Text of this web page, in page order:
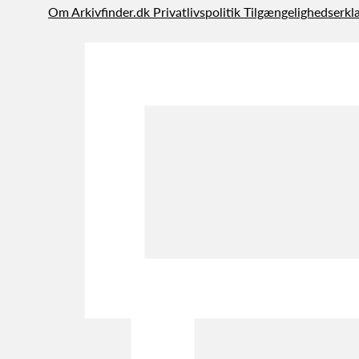
Om Arkivfinder.dk Privatlivspolitik